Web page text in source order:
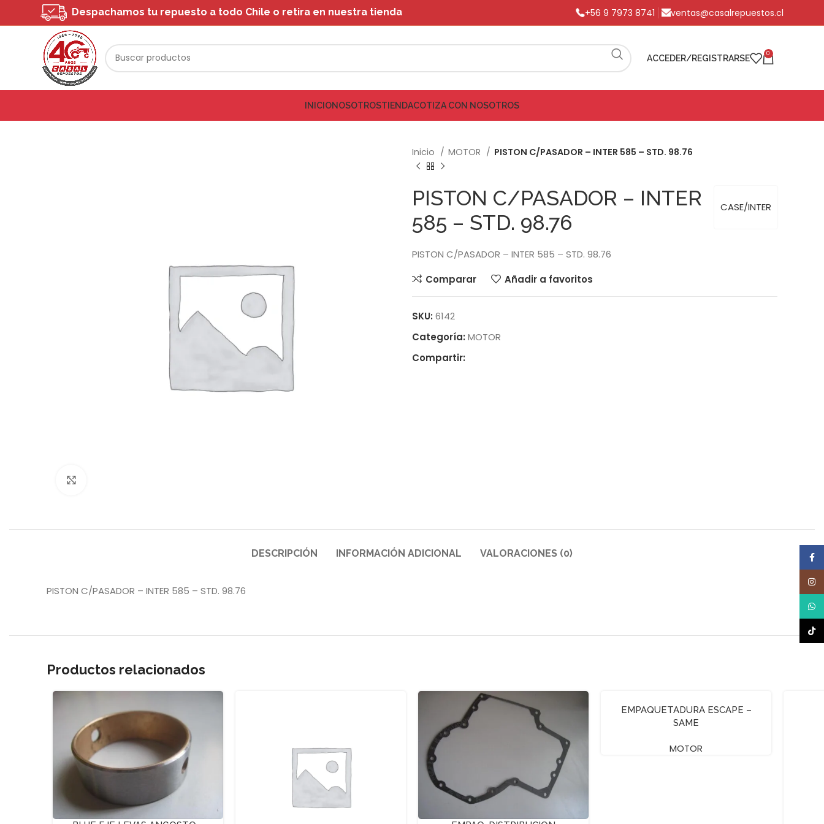
Despachamos tu repuesto a todo Chile o retira en nuestra tienda +56 9 7973 8741 ventas@casalrepuestos.cl
ACCEDER/REGISTRARSE 0
INICIONOSOTROSTIENDACOTIZA CON NOSOTROS
Inicio MOTOR PISTON C/PASADOR – INTER 585 – STD. 98.76
CASE/INTER
PISTON C/PASADOR – INTER
585 – STD. 98.76
PISTON C/PASADOR – INTER 585 – STD. 98.76
Comparar
Añadir a favoritos
SKU: 6142
Categoría: MOTOR
Compartir:
DESCRIPCIÓN INFORMACIÓN ADICIONAL VALORACIONES (0)
PISTON C/PASADOR – INTER 585 – STD. 98.76
Productos relacionados
EMPAQUETADURA ESCAPE –
SAME
MOTOR